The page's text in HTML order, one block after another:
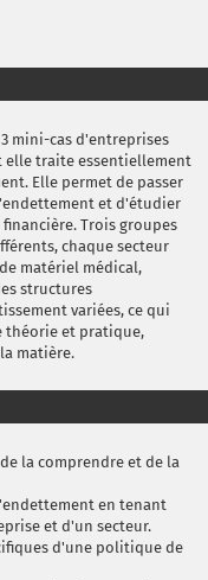
mini-cas d'entreprises
elle traite essentiellement
Elle permet de passer
et d'étudier
Trois groupes
chaque secteur
matériel médical,
structures
variées, ce qui
théorie et pratique,
matière.
la comprendre et de la
en tenant
et d'un secteur.
d'une politique de